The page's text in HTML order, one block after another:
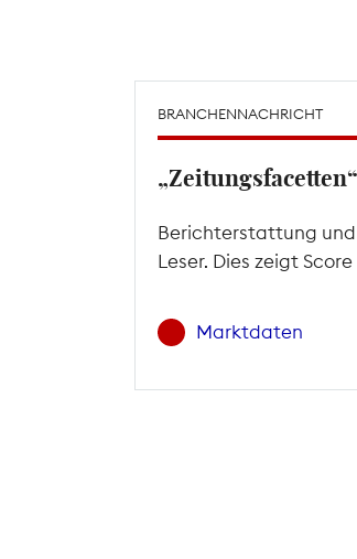
BRANCHENNACHRICHT
Berichterstattung
Leser. Dies zeigt
Marktdaten